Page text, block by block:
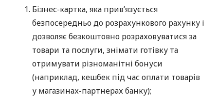
Бізнес-картка, яка прив’язується
безпосередньо до розрахункового рахунку і
дозволяє безкоштовно розраховуватися за
товари та послуги, знімати готівку та
отримувати різноманітні бонуси
(наприклад, кешбек під час оплати товарів
у магазинах-партнерах банку);